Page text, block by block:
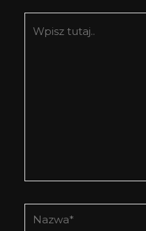
tutaj..
Nazwa*